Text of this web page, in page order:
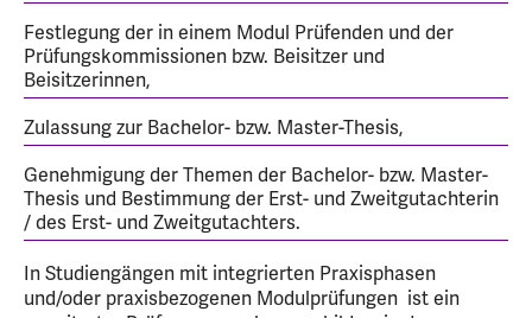
Festlegung der in einem Modul Prüfenden und der
Prüfungskommissionen bzw. Beisitzer und
Beisitzerinnen,
Zulassung zur Bachelor- bzw. Master-Thesis,
Genehmigung der Themen der Bachelor- bzw. Master-
Thesis und Bestimmung der Erst- und Zweitgutachterin
/ des Erst- und Zweitgutachters.
In Studiengängen mit integrierten Praxisphasen
und/oder praxisbezogenen Modulprüfungen ist ein